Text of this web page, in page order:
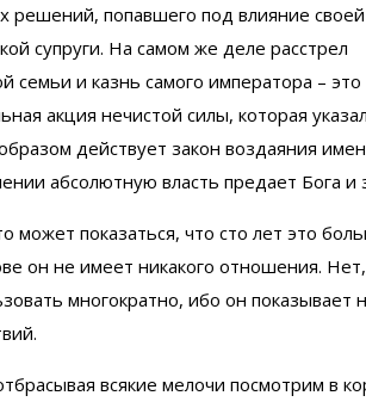
решений, попавшего под влияние своей
супруги. На самом же деле расстрел
семьи и казнь самого императора – это
акция нечистой силы, которая
действует закон воздаяния
абсолютную власть предает Бога и
может показаться, что сто лет это
он не имеет никакого отношения.
многократно, ибо он показывает
всякие мелочи посмотрим в